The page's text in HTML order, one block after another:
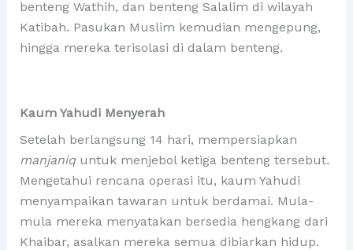
benteng Wathih, dan benteng Salalim di wilayah
Katibah. Pasukan Muslim kemudian mengepung,
hingga mereka terisolasi di dalam benteng.
Kaum Yahudi Menyerah
Setelah berlangsung 14 hari, mempersiapkan
manjaniq untuk menjebol ketiga benteng tersebut.
Mengetahui rencana operasi itu, kaum Yahudi
menyampaikan tawaran untuk berdamai. Mula-
mula mereka menyatakan bersedia hengkang dari
Khaibar, asalkan mereka semua dibiarkan hidup.